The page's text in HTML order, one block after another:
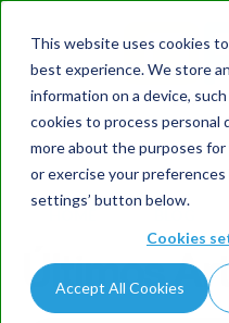
This website uses cookies
best experience. We store
information on a device,
cookies to process personal
more about the purposes
or exercise your preferences
settings’ button below.
Cookies
Accept All Cookies
Go To...
Últimos